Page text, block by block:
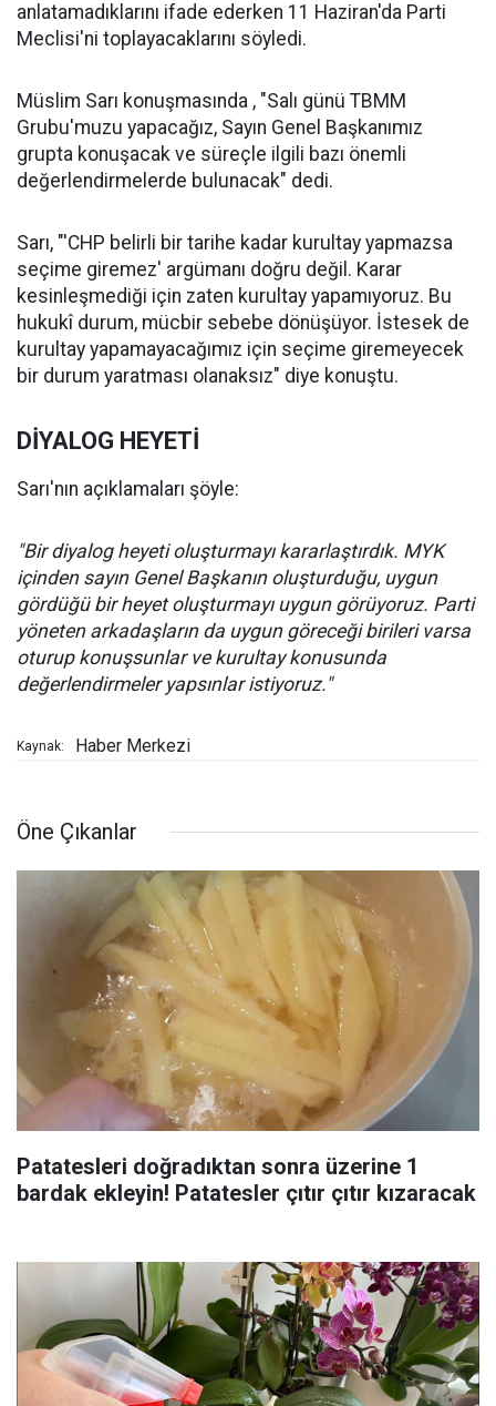
anlatamadıklarını ifade ederken 11 Haziran'da Parti
Meclisi'ni toplayacaklarını söyledi.
Müslim Sarı konuşmasında , "Salı günü TBMM
Grubu'muzu yapacağız, Sayın Genel Başkanımız
grupta konuşacak ve süreçle ilgili bazı önemli
değerlendirmelerde bulunacak" dedi.
Sarı, "'CHP belirli bir tarihe kadar kurultay yapmazsa
seçime giremez' argümanı doğru değil. Karar
kesinleşmediği için zaten kurultay yapamıyoruz. Bu
hukukî durum, mücbir sebebe dönüşüyor. İstesek de
kurultay yapamayacağımız için seçime giremeyecek
bir durum yaratması olanaksız" diye konuştu.
DİYALOG HEYETİ
Sarı'nın açıklamaları şöyle:
"Bir diyalog heyeti oluşturmayı kararlaştırdık. MYK
içinden sayın Genel Başkanın oluşturduğu, uygun
gördüğü bir heyet oluşturmayı uygun görüyoruz. Parti
yöneten arkadaşların da uygun göreceği birileri varsa
oturup konuşsunlar ve kurultay konusunda
değerlendirmeler yapsınlar istiyoruz."
Kaynak: Haber Merkezi
Öne Çıkanlar
Patatesleri doğradıktan sonra üzerine 1
bardak ekleyin! Patatesler çıtır çıtır kızaracak